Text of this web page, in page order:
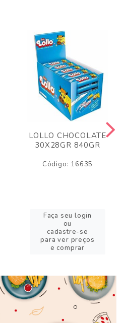
LOLLO CHOCOLATE
30X28GR 840GR
Código: 16635
Faça seu login
ou
cadastre-se
para ver preços
e comprar